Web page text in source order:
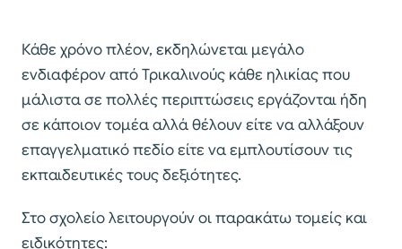
Κάθε χρόνο πλέον, εκδηλώνεται μεγάλο
ενδιαφέρον από Τρικαλινούς κάθε ηλικίας που
μάλιστα σε πολλές περιπτώσεις εργάζονται ήδη
σε κάποιον τομέα αλλά θέλουν είτε να αλλάξουν
επαγγελματικό πεδίο είτε να εμπλουτίσουν τις
εκπαιδευτικές τους δεξιότητες.
Στο σχολείο λειτουργούν οι παρακάτω τομείς και
ειδικότητες: